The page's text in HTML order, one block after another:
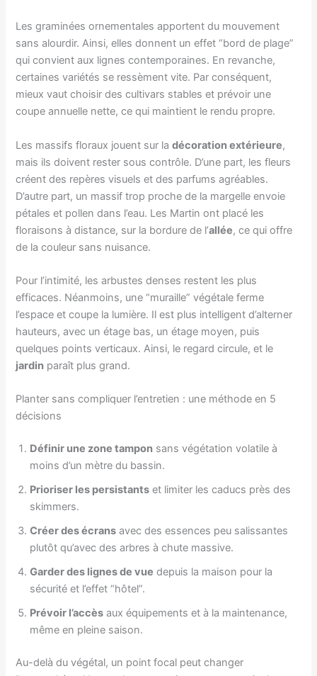
Les graminées ornementales apportent du mouvement
sans alourdir. Ainsi, elles donnent un effet “bord de plage”
qui convient aux lignes contemporaines. En revanche,
certaines variétés se ressèment vite. Par conséquent,
mieux vaut choisir des cultivars stables et prévoir une
coupe annuelle nette, ce qui maintient le rendu propre.
Les massifs floraux jouent sur ladécoration extérieure,
mais ils doivent rester sous contrôle. D’une part, les fleurs
créent des repères visuels et des parfums agréables.
D’autre part, un massif trop proche de la margelle envoie
pétales et pollen dans l’eau. Les Martin ont placé les
floraisons à distance, sur la bordure de l’allée, ce qui offre
de la couleur sans nuisance.
Pour l’intimité, les arbustes denses restent les plus
efficaces. Néanmoins, une “muraille” végétale ferme
l’espace et coupe la lumière. Il est plus intelligent d’alterner
hauteurs, avec un étage bas, un étage moyen, puis
quelques points verticaux. Ainsi, le regard circule, et le
jardin paraît plus grand.
Planter sans compliquer l’entretien : une méthode en 5
décisions
Définir une zone tampon sans végétation volatile à
moins d’un mètre du bassin.
Prioriser les persistants et limiter les caducs près des
skimmers.
Créer des écrans avec des essences peu salissantes
plutôt qu’avec des arbres à chute massive.
Garder des lignes de vue depuis la maison pour la
sécurité et l’effet “hôtel”.
Prévoir l’accès aux équipements et à la maintenance,
même en pleine saison.
Au-delà du végétal, un point focal peut changer